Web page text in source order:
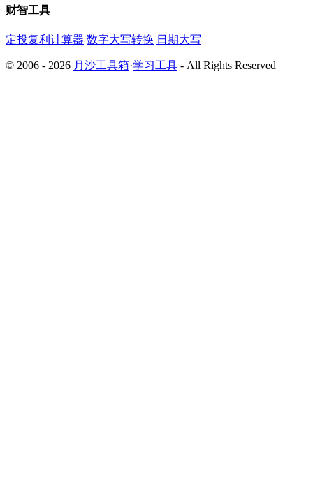
财智工具
定投复利计算器 数字大写转换 日期大写
© 2006 - 2026 月沙工具箱·学习工具 - All Rights Reserved